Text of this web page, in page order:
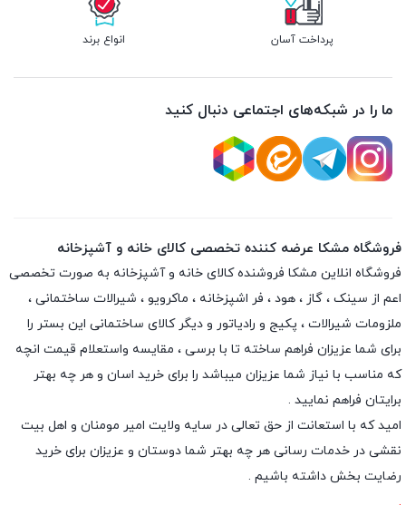
پرداخت آسان انواع برند
ما را در شبکه‌های اجتماعی دنبال کنید
فروشگاه مشکا عرضه کننده تخصصی کالای خانه و آشپزخانه
فروشگاه انلاین مشکا فروشنده کالای خانه و آشپزخانه به صورت تخصصی
اعم از سینک ، گاز ، هود ، فر اشپزخانه ، ماکرویو ، شیرالات ساختمانی ،
ملزومات شیرالات ، پکیج و رادیاتور و دیگر کالای ساختمانی این بستر را
برای شما عزیزان فراهم ساخته تا با برسی ، مقایسه واستعلام قیمت انچه
که مناسب با نیاز شما عزیزان میباشد را برای خرید اسان و هر چه بهتر
برایتان فراهم نمایید .
امید که با استعانت از حق تعالی در سایه ولایت امیر مومنان و اهل بیت
نقشی در خدمات رسانی هر چه بهتر شما دوستان و عزیزان برای خرید
رضایت بخش داشته باشیم .
.